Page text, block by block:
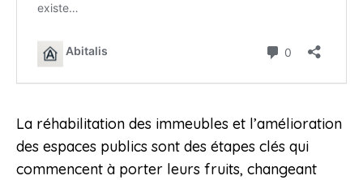
La réhabilitation des immeubles et l’amélioration
des espaces publics sont des étapes clés qui
commencent à porter leurs fruits, changeant